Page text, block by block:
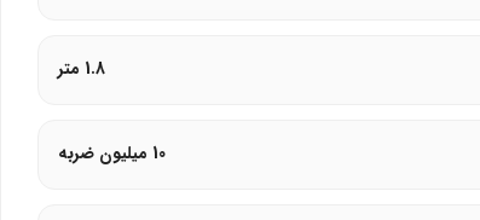
1.8 متر
10 میلیون ضربه